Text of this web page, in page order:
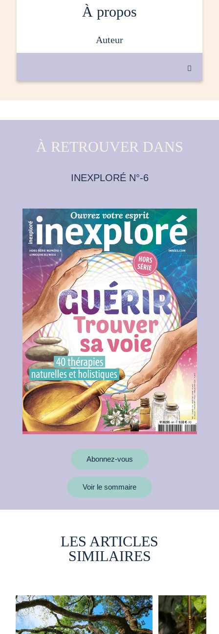
À propos
auteur

À RETROUVER DANS
INEXPLORÉ N°-6
Abonnez-vous
Voir le sommaire
LES ARTICLES
SIMILAIRES